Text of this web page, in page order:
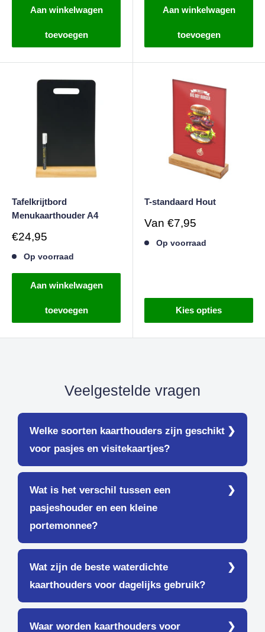
Aan winkelwagen
toevoegen
Aan winkelwagen
toevoegen
Tafelkrijtbord
Menukaarthouder A4
Verkoopprijs
€24,95
Op voorraad
Aan winkelwagen
toevoegen
T-standaard Hout
Verkoopprijs
Van €7,95
Op voorraad
Kies opties
Veelgestelde vragen
Welke soorten kaarthouders zijn geschikt
voor pasjes en visitekaartjes?
Wat is het verschil tussen een
pasjeshouder en een kleine
portemonnee?
Wat zijn de beste waterdichte
kaarthouders voor dagelijks gebruik?
Waar worden kaarthouders voor